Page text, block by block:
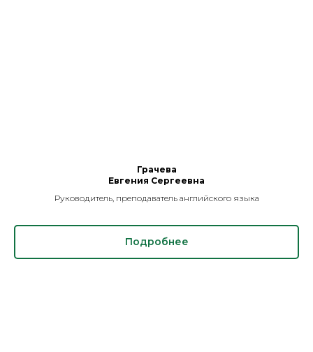
Грачева
Евгения Сергеевна
Руководитель, преподаватель английского языка
Подробнее